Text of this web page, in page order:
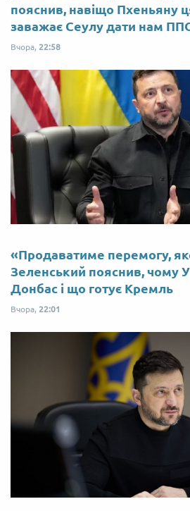
пояснив, навіщо Пхеньяну
заважає Сеулу дати нам
Вчора, 22:58
«Продаватиме перемогу,
Зеленський пояснив, чому
Донбас і що готує Кремль
Вчора, 22:01